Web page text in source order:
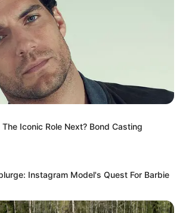
Iconic Role Next? Bond Casting
Instagram Model's Quest For Barbie